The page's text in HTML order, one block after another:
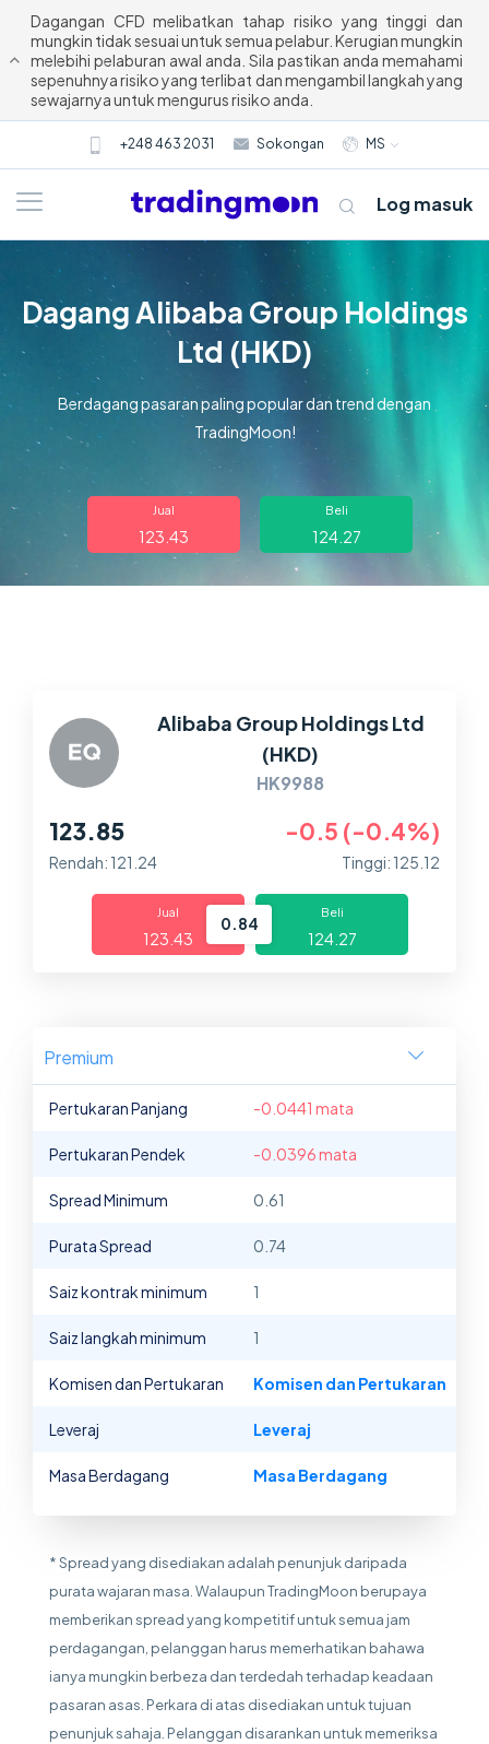
Dagangan CFD melibatkan tahap risiko yang tinggi dan
mungkin tidak sesuai untuk semua pelabur. Kerugian mungkin
melebihi pelaburan awal anda. Sila pastikan anda memahami
sepenuhnya risiko yang terlibat dan mengambil langkah yang
sewajarnya untuk mengurus risiko anda.
+248 463 2031 Sokongan MS
Tentang kami
Dagangan
Pasaran
Log masuk
Dagang Alibaba Group Holdings
Ltd (HKD)
Berdagang pasaran paling popular dan trend dengan
TradingMoon!
Jual
123.43
Beli
124.27
Alibaba Group Holdings Ltd
(HKD)
HK9988
123.85 -0.5 (-0.4%)
Rendah: 121.24 Tinggi: 125.12
Jual
123.43
0.84
Beli
124.27
Premium
Pertukaran Panjang -0.0441 mata
Pertukaran Pendek -0.0396 mata
Spread Minimum 0.61
Purata Spread 0.74
Saiz kontrak minimum 1
Saiz langkah minimum 1
Komisen dan Pertukaran Komisen dan Pertukaran
Leveraj Leveraj
Masa Berdagang Masa Berdagang
* Spread yang disediakan adalah penunjuk daripada
purata wajaran masa. Walaupun TradingMoon berupaya
memberikan spread yang kompetitif untuk semua jam
perdagangan, pelanggan harus memerhatikan bahawa
ianya mungkin berbeza dan terdedah terhadap keadaan
pasaran asas. Perkara di atas disediakan untuk tujuan
penunjuk sahaja. Pelanggan disarankan untuk memeriksa